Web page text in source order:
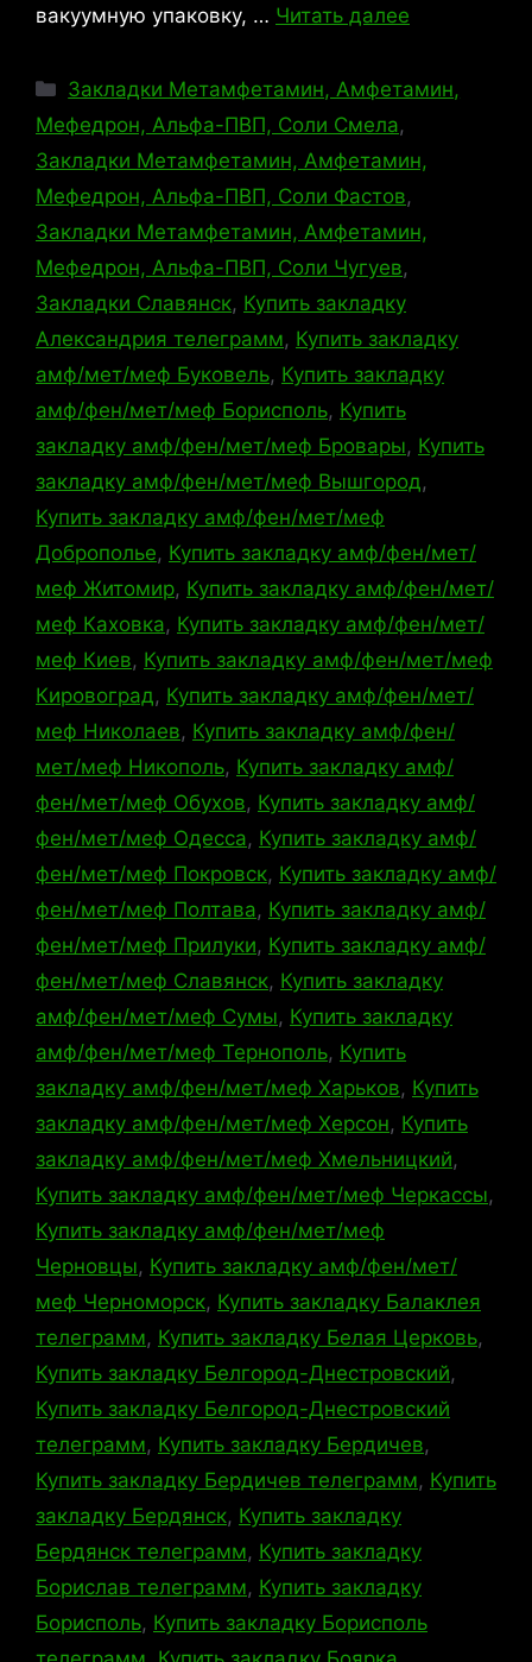
вакуумную упаковку, … Читать далее
Рубрики
Закладки Метамфетамин, Амфетамин,
Мефедрон, Альфа-ПВП, Соли Смела,
Закладки Метамфетамин, Амфетамин,
Мефедрон, Альфа-ПВП, Соли Фастов,
Закладки Метамфетамин, Амфетамин,
Мефедрон, Альфа-ПВП, Соли Чугуев,
Закладки Славянск, Купить закладку
Александрия телеграмм, Купить закладку
амф/мет/меф Буковель, Купить закладку
амф/фен/мет/меф Борисполь, Купить
закладку амф/фен/мет/меф Бровары, Купить
закладку амф/фен/мет/меф Вышгород,
Купить закладку амф/фен/мет/меф
Доброполье, Купить закладку амф/фен/мет/
меф Житомир, Купить закладку амф/фен/мет/
меф Каховка, Купить закладку амф/фен/мет/
меф Киев, Купить закладку амф/фен/мет/меф
Кировоград, Купить закладку амф/фен/мет/
меф Николаев, Купить закладку амф/фен/
мет/меф Никополь, Купить закладку амф/
фен/мет/меф Обухов, Купить закладку амф/
фен/мет/меф Одесса, Купить закладку амф/
фен/мет/меф Покровск, Купить закладку амф/
фен/мет/меф Полтава, Купить закладку амф/
фен/мет/меф Прилуки, Купить закладку амф/
фен/мет/меф Славянск, Купить закладку
амф/фен/мет/меф Сумы, Купить закладку
амф/фен/мет/меф Тернополь, Купить
закладку амф/фен/мет/меф Харьков, Купить
закладку амф/фен/мет/меф Херсон, Купить
закладку амф/фен/мет/меф Хмельницкий,
Купить закладку амф/фен/мет/меф Черкассы,
Купить закладку амф/фен/мет/меф
Черновцы, Купить закладку амф/фен/мет/
меф Черноморск, Купить закладку Балаклея
телеграмм, Купить закладку Белая Церковь,
Купить закладку Белгород-Днестровский,
Купить закладку Белгород-Днестровский
телеграмм, Купить закладку Бердичев,
Купить закладку Бердичев телеграмм, Купить
закладку Бердянск, Купить закладку
Бердянск телеграмм, Купить закладку
Борислав телеграмм, Купить закладку
Борисполь, Купить закладку Борисполь